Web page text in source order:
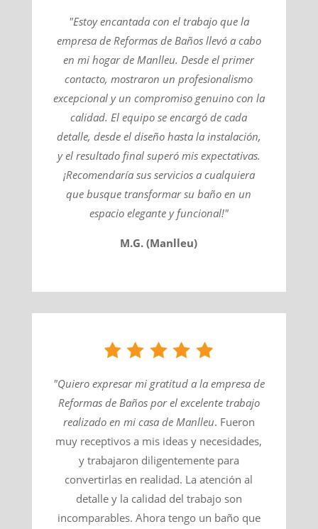
"Estoy encantada con el trabajo que la
empresa de Reformas de Baños llevó a cabo
en mi hogar de Manlleu. Desde el primer
contacto, mostraron un profesionalismo
excepcional y un compromiso genuino con la
calidad. El equipo se encargó de cada
detalle, desde el diseño hasta la instalación,
y el resultado final superó mis expectativas.
¡Recomendaría sus servicios a cualquiera
que busque transformar su baño en un
espacio elegante y funcional!"
M.G. (Manlleu)
"Quiero expresar mi gratitud a la empresa de
Reformas de Baños por el excelente trabajo
realizado en mi casa de Manlleu​. Fueron
muy receptivos a mis ideas y necesidades,
y trabajaron diligentemente para
convertirlas en realidad. La atención al
detalle y la calidad del trabajo son
incomparables. Ahora tengo un baño que